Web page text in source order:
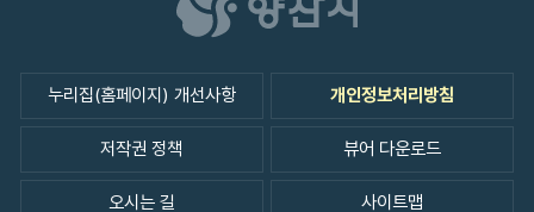
누리집(홈페이지) 개선사항 개인정보처리방침
저작권 정책 뷰어 다운로드
오시는 길 사이트맵